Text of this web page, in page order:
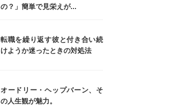
の？」簡単で見栄えが...
転職を繰り返す彼と付き合い続
けようか迷ったときの対処法
オードリー・ヘップバーン、そ
の人生観が魅力。